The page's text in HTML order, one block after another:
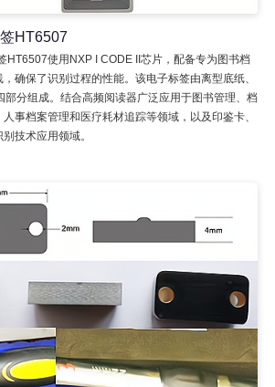
HT6507
HT6507使用NXP I CODE II芯片，配备专为图书档
确保了识别过程的性能。该电子标签由离型底纸、
部分组成。结合高频阅读器广泛应用于图书管理、档
事档案管理和医疗耗材追踪等领域，以及印鉴卡、
技术应用领域。